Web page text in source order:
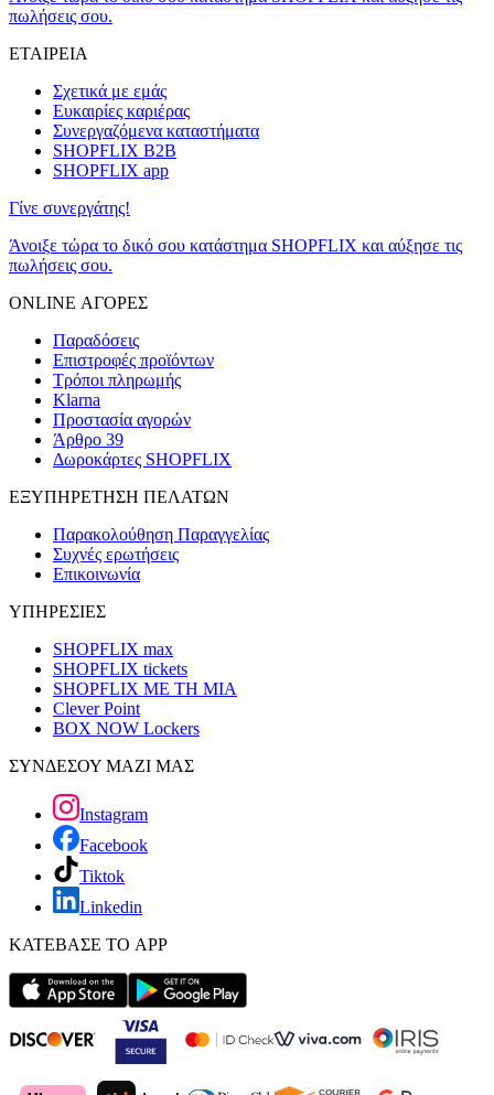
πωλήσεις σου.
ΕΤΑΙΡΕΙΑ
Σχετικά με εμάς
Ευκαιρίες καριέρας
Συνεργαζόμενα καταστήματα
SHOPFLIX B2B
SHOPFLIX app
Γίνε συνεργάτης!
Άνοιξε τώρα το δικό σου κατάστημα SHOPFLIX και αύξησε τις
πωλήσεις σου.
ONLINE ΑΓΟΡΕΣ
Παραδόσεις
Επιστροφές προϊόντων
Τρόποι πληρωμής
Klarna
Προστασία αγορών
Άρθρο 39
Δωροκάρτες SHOPFLIX
ΕΞΥΠΗΡΕΤΗΣΗ ΠΕΛΑΤΩΝ
Παρακολούθηση Παραγγελίας
Συχνές ερωτήσεις
Επικοινωνία
ΥΠΗΡΕΣΙΕΣ
SHOPFLIX max
SHOPFLIX tickets
SHOPFLIX ΜΕ ΤΗ ΜΙΑ
Clever Point
BOX NOW Lockers
ΣΥΝΔΕΣΟΥ ΜΑΖΙ ΜΑΣ
Instagram
Facebook
Tiktok
Linkedin
ΚΑΤΕΒΑΣΕ ΤΟ APP